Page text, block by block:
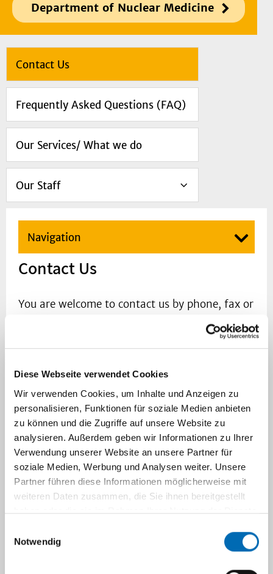
Diese Webseite verwendet Cookies
Wir verwenden Cookies, um Inhalte und Anzeigen zu
personalisieren, Funktionen für soziale Medien anbieten
zu können und die Zugriffe auf unsere Website zu
analysieren. Außerdem geben wir Informationen zu Ihrer
Verwendung unserer Website an unsere Partner für
soziale Medien, Werbung und Analysen weiter. Unsere
Partner führen diese Informationen möglicherweise mit
weiteren Daten zusammen, die Sie ihnen bereitgestellt
haben oder die sie im Rahmen Ihrer Nutzung der Dienste
Notwendig
Department of Nuclear Medicine
Contact Us
Frequently Asked Questions (FAQ)
Our Services/ What we do
Our Staff
Navigation
Contact Us
You are welcome to contact us by phone, fax or
our outpatient clinic as well as for our
inpatient (therapy) clinic. For the further
Information about our services, please click on
InitialContactPoint:
Tel +49 (0)211-81-18554
Fax +49 (0)211-81-19552
info.nuk@med.uni-duesseldorf.de
NuclearMedicine Diagnostic
( Scintigraphy/SPECT)
Fax +49 (0)211-81-19552